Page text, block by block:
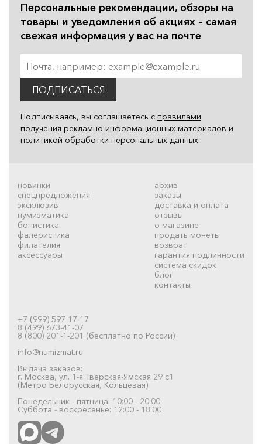
Персональные рекомендации, обзоры на
товары и уведомления об акциях – самая
свежая информация у вас на почте
ПОДПИСАТЬСЯ
Подписываясь, вы соглашаетесь с правилами
получения рекламно-информационных материалов и
политикой обработки персональных данных
новинки
спецпредложения
эксклюзив
нумизматика
бонистика
фалеристика
филателия
аксессуары
архив
заказы
доставка и оплата
отзывы
о магазине
продать монеты
возврат
гарантия подлинности
система скидок
блог
контакты
+7 (999) 597-17-17
8 (499) 673-41-07
8 (800) 201-1-201 (бесплатно по России)
info@numizmat.ru
Выдача заказов:
г. Москва, ул. 1-я Тверская-Ямская 29 с1
(Метро Белорусская, Кольцевая)
Понедельник - пятница: 10:00 - 20:00
Суббота - воскресенье: 12:00 - 18:00